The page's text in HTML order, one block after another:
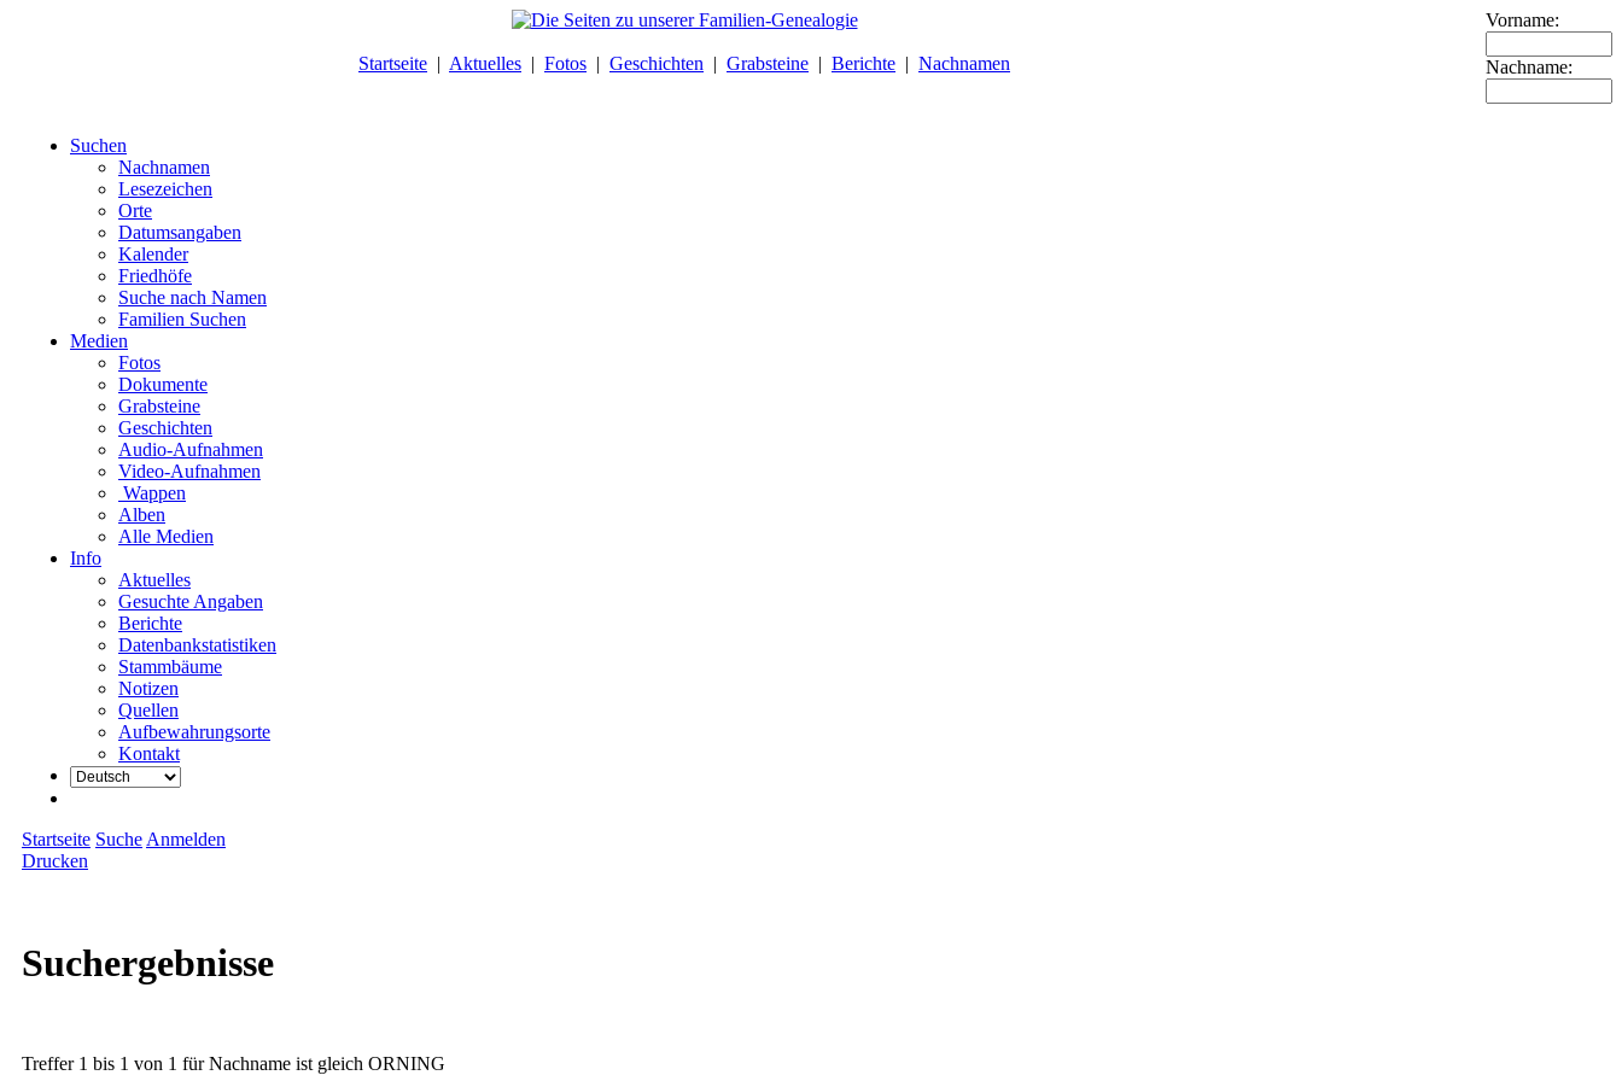
Startseite | Aktuelles | Fotos | Geschichten | Grabsteine | Berichte | Nachnamen
Vorname:
Nachname:
Suchen
Nachnamen
Lesezeichen
Orte
Datumsangaben
Kalender
Friedhöfe
Suche nach Namen
Familien Suchen
Medien
Fotos
Dokumente
Grabsteine
Geschichten
Audio-Aufnahmen
Video-Aufnahmen
Wappen
Alben
Alle Medien
Info
Aktuelles
Gesuchte Angaben
Berichte
Datenbankstatistiken
Stammbäume
Notizen
Quellen
Aufbewahrungsorte
Kontakt
Startseite Suche Anmelden
Drucken
Suchergebnisse
Treffer 1 bis 1 von 1 für Nachname ist gleich ORNING